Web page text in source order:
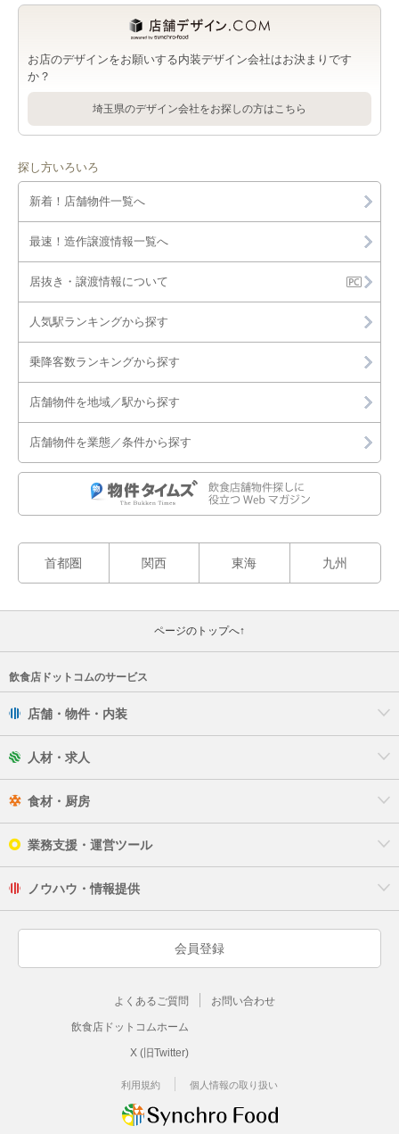
お店のデザインをお願いする内装デザイン会社はお決まりです
か？
埼玉県のデザイン会社をお探しの方はこちら
探し方いろいろ
新着！店舗物件一覧へ
最速！造作譲渡情報一覧へ
居抜き・譲渡情報について
人気駅ランキングから探す
乗降客数ランキングから探す
店舗物件を地域／駅から探す
店舗物件を業態／条件から探す
首都圏 関西 東海 九州
ページのトップへ↑
飲食店ドットコムのサービス
店舗・物件・内装
人材・求人
食材・厨房
業務支援・運営ツール
ノウハウ・情報提供
会員登録
よくあるご質問 お問い合わせ
飲食店ドットコムホーム
X (旧Twitter)
利用規約 個人情報の取り扱い